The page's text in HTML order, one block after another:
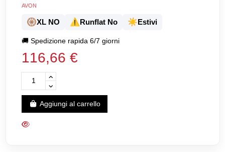
AVON
🛞XL NO ⚠️Runflat No ☀️Estivi
🚚Spedizione rapida 6/7 giorni
116,66 €
Aggiungi al carrello